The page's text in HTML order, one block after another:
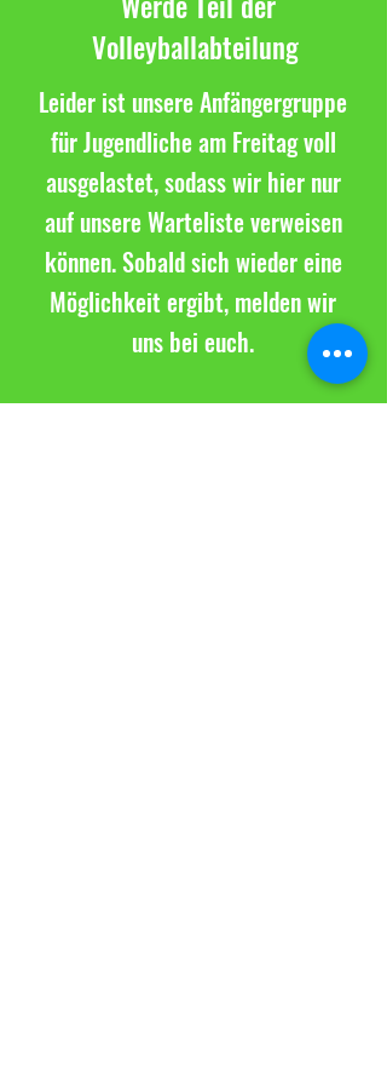
Volleyballabteilung
Leider ist unsere Anfängergruppe
für Jugendliche am Freitag voll
ausgelastet, sodass wir hier nur
auf unsere Warteliste verweisen
können. Sobald sich wieder eine
Möglichkeit ergibt, melden wir
uns bei euch.